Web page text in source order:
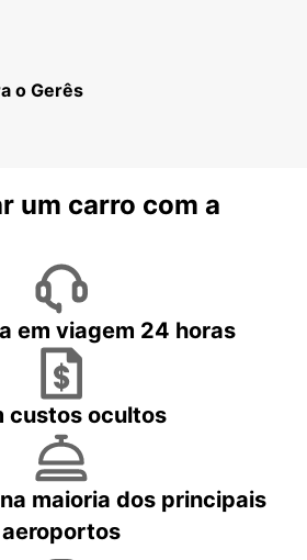
o Gerês
um carro com a
em viagem 24 horas
custos ocultos
maioria dos principais
aeroportos